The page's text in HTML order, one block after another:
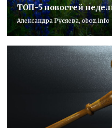
ТОП-5 новостей
Александра Русяева, oboz.info